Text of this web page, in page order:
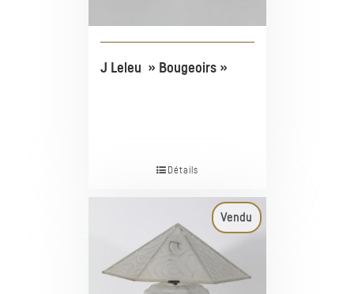
J Leleu » Bougeoirs »
Détails
Vendu